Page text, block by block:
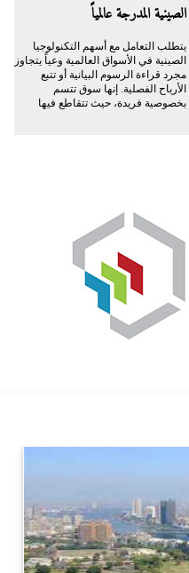
الصينية المدرجة عالمياً
يتطلب التعامل مع أسهم التكنولوجيا
الصينية في الأسواق العالمية وعياً يتجاوز
مجرد قراءة الرسوم البيانية أو تتبع
الأرباح الفصلية. إنها سوق تتسم
بخصوصية فريدة، حيث تتقاطع فيها